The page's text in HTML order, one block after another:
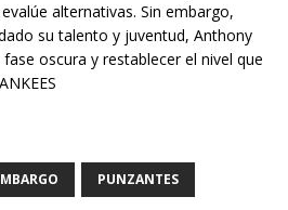
alternativas. Sin embargo,
su talento y juventud, Anthony
oscura y restablecer el nivel que
PUNZANTES